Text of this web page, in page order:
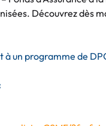
Découvrez dès
à un programme de